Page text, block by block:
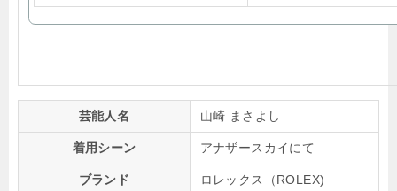
芸能人名 山崎 まさよし
着用シーン アナザースカイにて
ブランド ロレックス（ROLEX)